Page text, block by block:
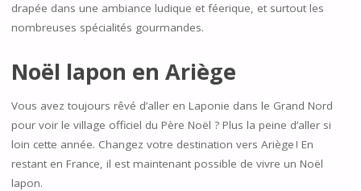
drapée dans une ambiance ludique et féerique, et surtout les
nombreuses spécialités gourmandes.
Noël lapon en Ariège
Vous avez toujours rêvé d’aller en Laponie dans le Grand Nord
pour voir le village officiel du Père Noël ? Plus la peine d’aller si
loin cette année. Changez votre destination vers Ariège ! En
restant en France, il est maintenant possible de vivre un Noël
lapon.